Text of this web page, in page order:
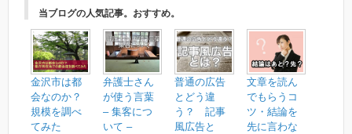
当ブログの人気記事。おすすめ。
金沢市は都
会なのか？
規模を調べ
てみた
弁護士さん
が使う言葉
– 集客につ
いて –
普通の広告
とどう違
う？ 記事
風広告と
文章を読ん
でもらうコ
ツ・結論を
先に言わな